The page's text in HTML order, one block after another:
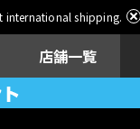
international shipping.
店舗一覧